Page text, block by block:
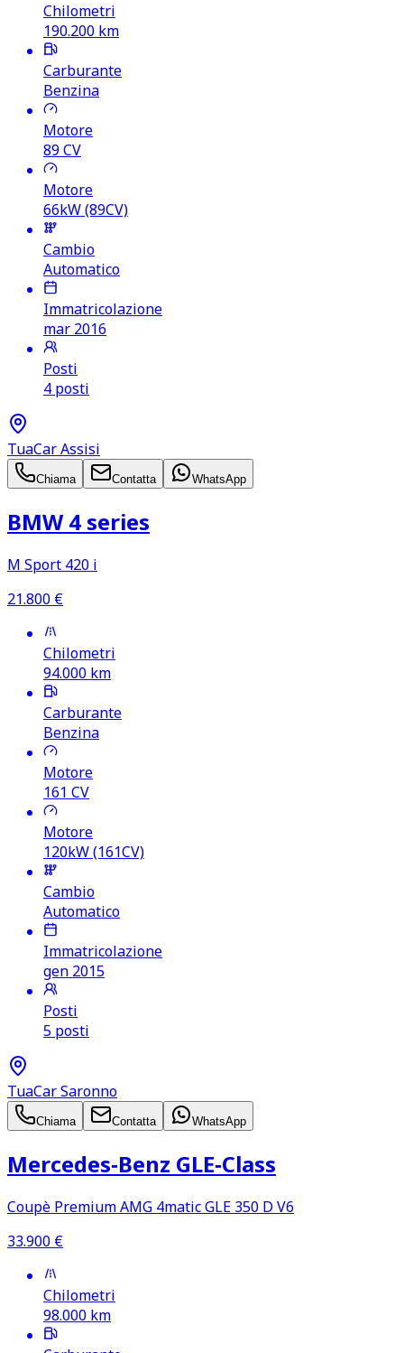
Chilometri
190.200 km
Carburante
Benzina
Motore
89CV
Motore
66kW (89CV)
Cambio
Automatico
Immatricolazione
mar 2016
Posti
4 posti
TuaCar Assisi
Chiama Contatta WhatsApp
BMW 4 series
M Sport 420 i
21.800 €
Chilometri
94.000 km
Carburante
Benzina
Motore
161 CV
Motore
120kW (161CV)
Cambio
Automatico
Immatricolazione
gen 2015
Posti
5 posti
TuaCar Saronno
Chiama Contatta WhatsApp
Mercedes‑Benz GLE‑Class
Coupè Premium AMG 4matic GLE 350 D V6
33.900 €
Chilometri
98.000 km